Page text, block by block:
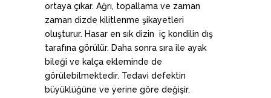
ortaya çıkar. Ağrı, topallama ve zaman
zaman dizde kilitlenme şikayetleri
oluşturur. Hasar en sık dizin iç kondilin dış
tarafına görülür. Daha sonra sıra ile ayak
bileği ve kalça ekleminde de
görülebilmektedir. Tedavi defektin
büyüklüğüne ve yerine göre değişir.